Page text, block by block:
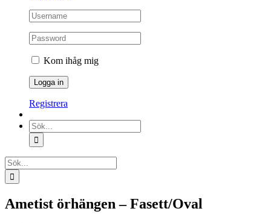
Kom ihåg mig
Registrera
Sök
efter:
Sök
efter:
Ametist örhängen – Fasett/Oval